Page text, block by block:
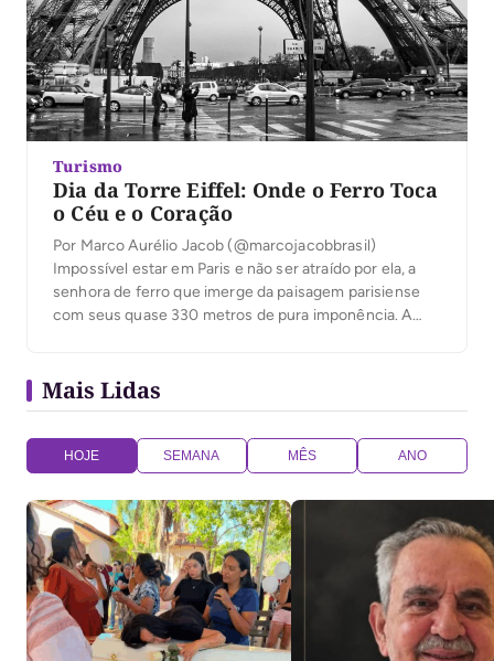
Turismo
Dia da Torre Eiffel: Onde o Ferro Toca
o Céu e o Coração
Por Marco Aurélio Jacob (@marcojacobbrasil)
Impossível estar em Paris e não ser atraído por ela, a
senhora de ferro que imerge da paisagem parisiense
com seus quase 330 metros de pura imponência. A
neoclássica que domina a cidade, […]
Mais Lidas
HOJE SEMANA MÊS ANO